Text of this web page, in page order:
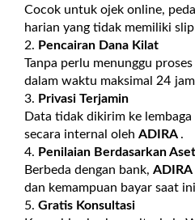
Cocok untuk ojek online,
harian yang tidak memiliki
Pencairan Dana Kilat
Tanpa perlu menunggu
dalam waktu maksimal 24
Privasi Terjamin
Data tidak dikirim ke
secara internal oleh ADIRA .
Penilaian Berdasarkan
Berbeda dengan bank, ADIRA
dan kemampuan bayar saat
Gratis Konsultasi